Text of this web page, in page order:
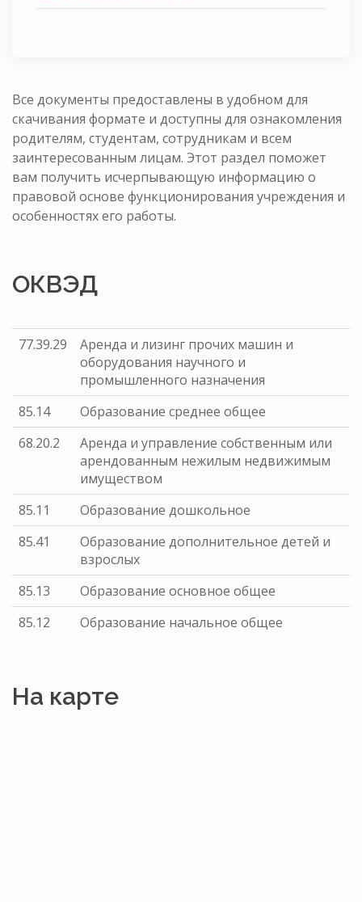
Все документы предоставлены в удобном для
скачивания формате и доступны для ознакомления
родителям, студентам, сотрудникам и всем
заинтересованным лицам. Этот раздел поможет
вам получить исчерпывающую информацию о
правовой основе функционирования учреждения и
особенностях его работы.
ОКВЭД
77.39.29
Аренда и лизинг прочих машин и
оборудования научного и
промышленного назначения
85.14
Образование среднее общее
68.20.2
Аренда и управление собственным или
арендованным нежилым недвижимым
имуществом
85.11
Образование дошкольное
85.41
Образование дополнительное детей и
взрослых
85.13
Образование основное общее
85.12
Образование начальное общее
На карте